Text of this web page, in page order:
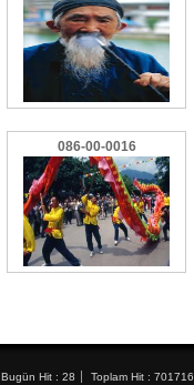
086-00-0016
Bugün Hit : 28 Toplam Hit : 701716